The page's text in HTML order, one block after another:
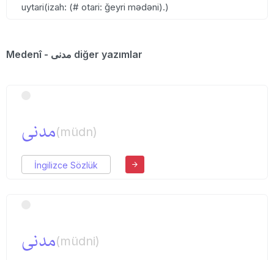
uytari(izah: (# otari: ğeyri mədəni).)
Medenî - مدنی diğer yazımlar
مدنی(müdn)
İngilizce Sözlük
مدنی(müdni)